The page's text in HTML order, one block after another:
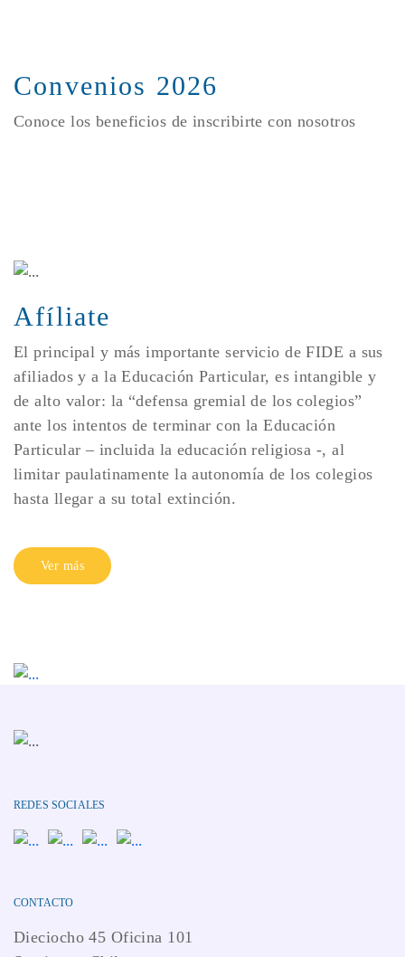
Convenios 2026
Conoce los beneficios de inscribirte con nosotros
Afíliate
El principal y más importante servicio de FIDE a sus
afiliados y a la Educación Particular, es intangible y
de alto valor: la “defensa gremial de los colegios”
ante los intentos de terminar con la Educación
Particular – incluida la educación religiosa -, al
limitar paulatinamente la autonomía de los colegios
hasta llegar a su total extinción.
Ver más
REDES SOCIALES
CONTACTO
Dieciocho 45 Oficina 101